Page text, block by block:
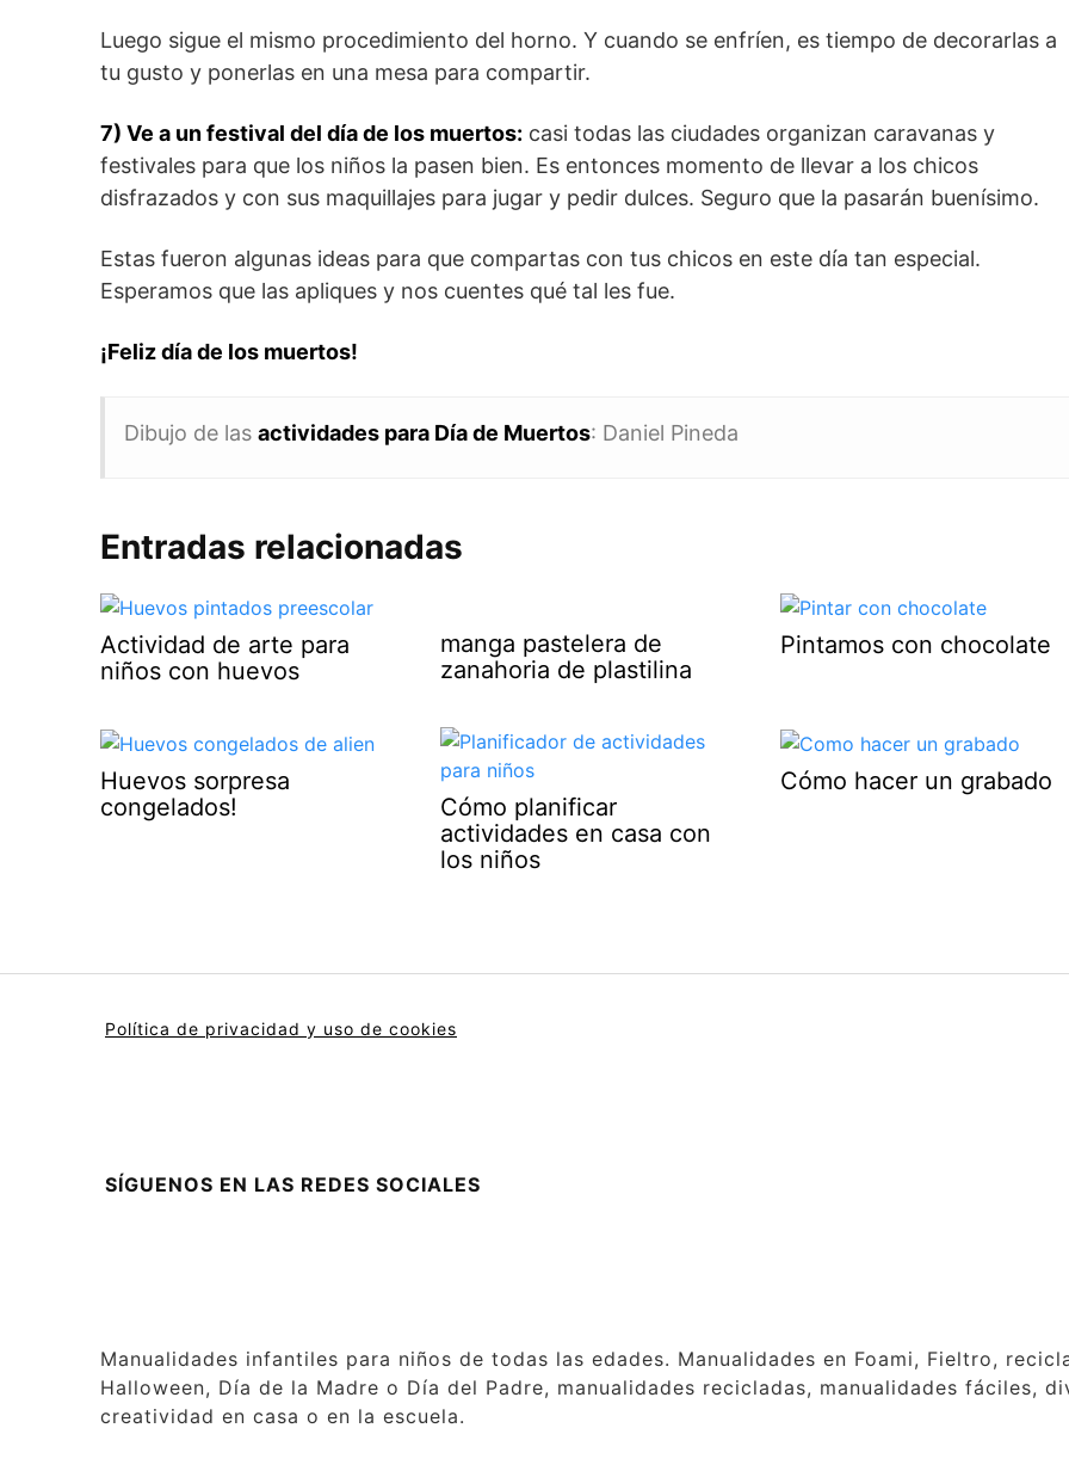
Luego sigue el mismo procedimiento del horno. Y cuando se enfríen, es tiempo de decorarlas a
tu gusto y ponerlas en una mesa para compartir.
7) Ve a un festival del día de los muertos: casi todas las ciudades organizan caravanas y
festivales para que los niños la pasen bien. Es entonces momento de llevar a los chicos
disfrazados y con sus maquillajes para jugar y pedir dulces. Seguro que la pasarán buenísimo.
Estas fueron algunas ideas para que compartas con tus chicos en este día tan especial.
Esperamos que las apliques y nos cuentes qué tal les fue.
¡Feliz día de los muertos!
Dibujo de las actividades para Día de Muertos: Daniel Pineda
Entradas relacionadas
Actividad de arte para
niños con huevos
manga pastelera de
zanahoria de plastilina
Pintamos con chocolate
Huevos sorpresa
congelados!
Cómo planificar
actividades en casa con
los niños
Cómo hacer un grabado
Política de privacidad y uso de cookies
SÍGUENOS EN LAS REDES SOCIALES
Manualidades infantiles para niños de todas las edades. Manualidades en Foami, Fieltro,
Halloween, Día de la Madre o Día del Padre, manualidades recicladas, manualidades fáciles,
creatividad en casa o en la escuela.